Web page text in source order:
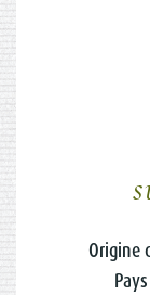
Origine